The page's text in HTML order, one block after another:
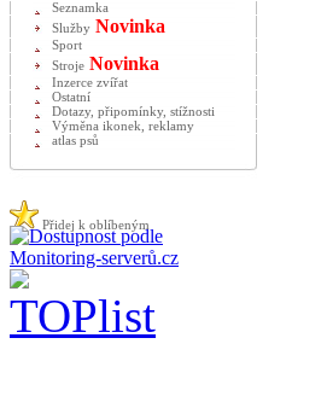
Seznamka
Služby Novinka
Sport
Stroje Novinka
Inzerce zvířat
Ostatní
Dotazy, připomínky, stížnosti
Výměna ikonek, reklamy
atlas psů
Přidej k oblíbeným